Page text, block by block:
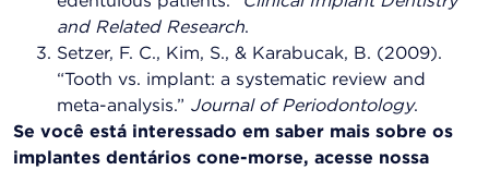
and Related Research.
Setzer, F. C., Kim, S., & Karabucak, B. (2009).
“Tooth vs. implant: a systematic review and
meta-analysis.” Journal of Periodontology.
Se você está interessado em saber mais sobre os
implantes dentários cone-morse, acesse nossa